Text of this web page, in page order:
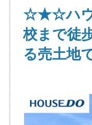
☆★☆ハウ
校まで徒
る売土地